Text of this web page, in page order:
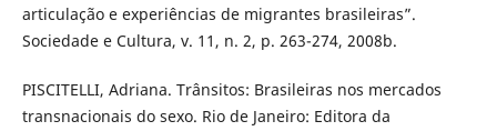
articulação e experiências de migrantes brasileiras”.
Sociedade e Cultura, v. 11, n. 2, p. 263-274, 2008b.
PISCITELLI, Adriana. Trânsitos: Brasileiras nos mercados
transnacionais do sexo. Rio de Janeiro: Editora da